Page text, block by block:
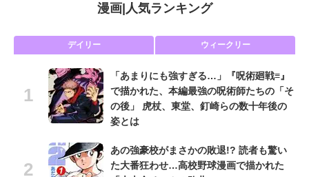
漫画| 人気ランキング
デイリー ウィークリー
「あまりにも強すぎる…」『呪術廻戦≡』
で描かれた、本編最強の呪術師たちの「そ
の後」 虎杖、東堂、釘崎らの数十年後の
姿とは
あの強豪校がまさかの敗退!? 読者も驚い
た大番狂わせ…高校野球漫画で描かれた